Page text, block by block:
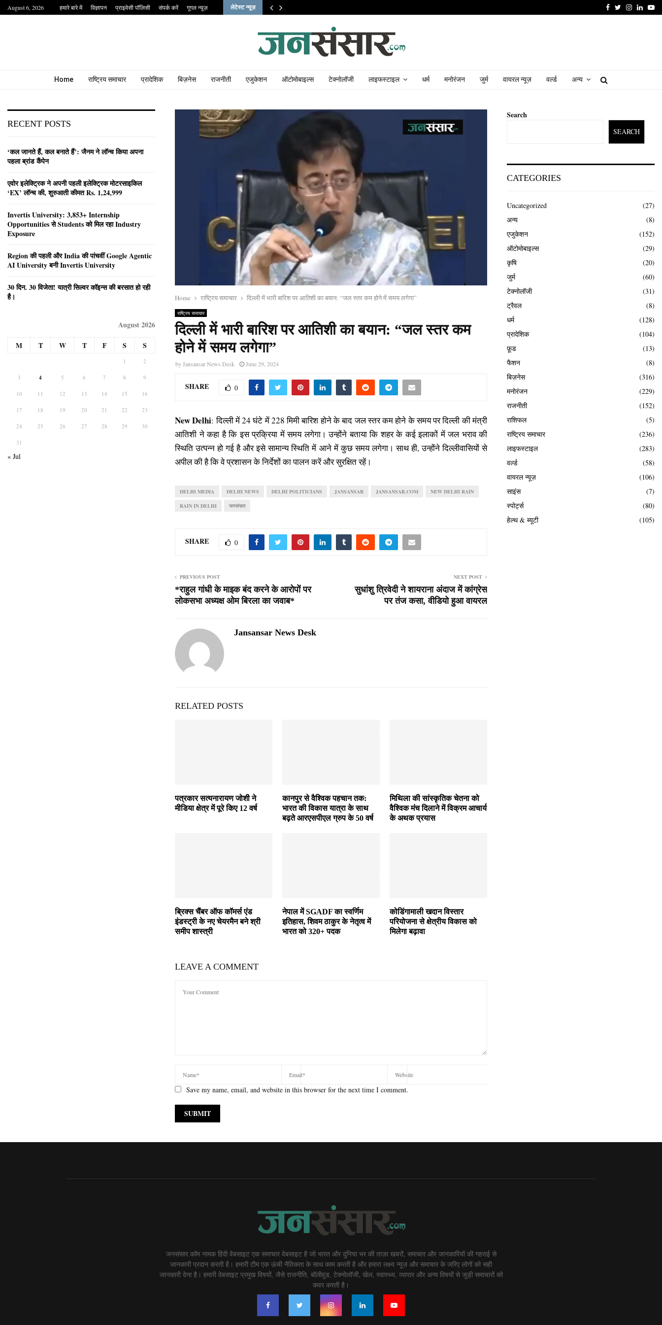
August 6, 2026 हमारे बारे में विज्ञापन प्राइवेसी पॉलिसी संपर्क करें गूगल न्यूज़ लेटेस्ट न्यूज़ FacebookTwitter
Instagram
Home राष्ट्रिय समाचार प्रादेशिक बिज़नेस राजनीती एजुकेशन ऑटोमोबाइल्स टेक्नोलॉजी लाइफस्टाइल धर्म मनोरंजन जुर्म वायरल न्यूज़ वर्ल्ड अन्य
Home राष्ट्रिय समाचार दिल्ली में भारी बारिश पर आतिशी का बयान: “जल स्तर कम होने में समय लगेगा”
राष्ट्रिय समाचार
दिल्ली में भारी बारिश पर आतिशी का बयान: “जल स्तर कम
होने में समय लगेगा”
byJansansar News Desk June 29, 2024
SHARE 0
New Delhi: दिल्ली में 24 घंटे में 228 मिमी बारिश होने के बाद जल स्तर कम होने के समय पर दिल्ली की मंत्री
आतिशी ने कहा है कि इस प्रक्रिया में समय लगेगा। उन्होंने बताया कि शहर के कई इलाकों में जल भराव की
स्थिति उत्पन्न हो गई है और इसे सामान्य स्थिति में आने में कुछ समय लगेगा। साथ ही, उन्होंने दिल्लीवासियों से
अपील की है कि वे प्रशासन के निर्देशों का पालन करें और सुरक्षित रहें।
DELHI MEDIA DELHI NEWS DELHI POLITICIANS JANSANSAR JANSANSAR.COM NEW DELHI RAIN
RAIN IN DELHI जनसंसार
SHARE 0
PREVIOUS POST
*राहुल गांधी के माइक बंद करने के आरोपों पर
लोकसभा अध्यक्ष ओम बिरला का जवाब*
NEXT POST
सुधांशु त्रिवेदी ने शायराना अंदाज में कांग्रेस
पर तंज कसा, वीडियो हुआ वायरल
Jansansar News Desk
RELATED POSTS
पत्रकार सत्यनारायण जोशी ने
मीडिया क्षेत्र में पूरे किए 12 वर्ष
कानपुर से वैश्विक पहचान तक:
भारत की विकास यात्रा के साथ
बढ़ते आरएसपीएल ग्रुप के 50 वर्ष
मिथिला की सांस्कृतिक चेतना को
वैश्विक मंच दिलाने में विक्रम आचार्य
के अथक प्रयास
ब्रिक्स चैंबर ऑफ कॉमर्स एंड
इंडस्ट्री के नए चेयरमैन बने श्री
समीप शास्त्री
नेपाल में SGADF का स्वर्णिम
इतिहास, शिवम ठाकुर के नेतृत्व में
भारत को 320+ पदक
कोडिंगामाली खदान विस्तार
परियोजना से क्षेत्रीय विकास को
मिलेगा बढ़ावा
LEAVE A COMMENT
Save my name, email, and website in this browser for the next time I comment.
RECENT POSTS
‘कल जानते हैं, कल बनाते हैं’: जैनम ने लॉन्च किया अपना
पहला ब्रांड कैंपेन
एवोर इलेक्ट्रिक ने अपनी पहली इलेक्ट्रिक मोटरसाइकिल
‘EX’ लॉन्च की, शुरुआती कीमत Rs. 1,24,999
Invertis University: 3,853+ Internship
Opportunities से Students को मिल रहा Industry
Exposure
Region की पहली और India की पांचवीं Google Agentic
AI University बनी Invertis University
30 दिन. 30 विजेता! यात्री सिल्वर कॉइन्स की बरसात हो रही
है।
August 2026
M
T W T F S S
1 2
3 4 5 6 7 8 9
10 11 12 13 14 15 16
17 18 19 20 21 22 23
24 25 26 27 28 29 30
31
« Jul
Search
SEARCH
CATEGORIES
Uncategorized
(27)
अन्य
(8)
एजुकेशन
(152)
ऑटोमोबाइल्स
(29)
कृषि
(20)
जुर्म
(60)
टेक्नोलॉजी
(31)
ट्रैवल
(8)
धर्म
(128)
प्रादेशिक
(104)
फ़ूड
(13)
फैशन
(8)
बिज़नेस
(316)
मनोरंजन
(229)
राजनीती
(152)
राशिफल
(5)
राष्ट्रिय समाचार
(236)
लाइफस्टाइल
(283)
वर्ल्ड
(58)
वायरल न्यूज़
(106)
साइंस
(7)
स्पोर्ट्स
(80)
हेल्थ & ब्यूटी
(105)
जनसंसार.कॉम नामक हिंदी वेबसाइट एक समाचार वेबसाइट है जो भारत और दुनिया भर की ताज़ा खबरों, समाचार और जानकारियों की गहराई से
जानकारी प्रदान करती है। हमारी टीम एक ऊंची नैतिकता के साथ काम करती है और हमारा लक्ष्य न्यूज़ और समाचार के जरिए लोगों को सही
जानकारी देना है। हमारी वेबसाइट प्रमुख विषयों, जैसे राजनीति, बॉलीवुड, टेक्नोलॉजी, खेल, स्वास्थ्य, व्यापार और अन्य विषयों से जुड़ी समाचारों को
कवर करती है।